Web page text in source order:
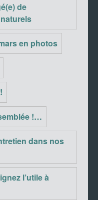
de
en photos
!…
dans nos
l’utile à